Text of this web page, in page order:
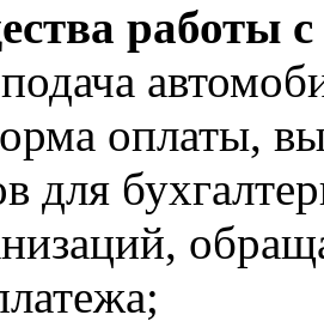
работы
оплаты,
для